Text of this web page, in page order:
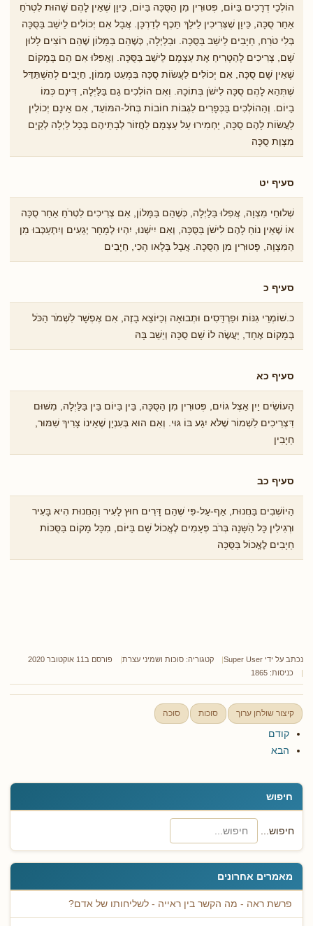
חיפוש
חיפוש...
מאמרים אחרונים
פרשת ראה - מה הקשר בין ראייה - לשליחותו של אדם?
הוֹלְכֵי דְרָכִים בַּיוֹם, פְּטוּרִין מִן הַסֻּכָּה בַּיוֹם, כֵּיוָן שֶׁאֵין לָהֶם שָׁהוּת לִטְרֹחַ
אַחַר סֻכָּה, כֵּיוָן שֶׁצְּרִיכִין לֵילֵךְ תֵּכֶף לְדַרְכָּן. אֲבָל אִם יְכוֹלִים לֵישֵׁב בַּסֻּכָּה
בְּלִי טֹרַח, חַיָבִים לֵישֵׁב בַּסֻּכָה. וּבַלַיְלָה, כְּשֶׁהֵם בַּמָּלוֹן שֶׁהֵם רוֹצִים לָלוּן
ֹשָם, צְרִיכִים לְהַטְרִיחַ אֶת עַצְמָם לֵישֵׁב בַּסֻּכָּה. וַאֲפִלּוּ אִם הֵם בְּמָקוֹם
שֶׁאֵין שָׁם סֻכָּה, אִם יְכוֹלִים לַעֲשׂוֹת סֻכָּה בִּמְעַט מָמוֹן, חַיָבִים לְהִשְׁתַּדֵּל
שֶׁתְּהֵא לָהֶם סֻכָּה לִישֹׁן בְּתוֹכָהּ. וְאִם הוֹלְכִים גַם בַּלַּיְלָה, דִּינָם כְּמוֹ
בַיוֹם. וְהַהוֹלְכִים בַּכְּפָרִים לִגְבּוֹת חוֹבוֹת בְּחֹל-המּוֹעֵד, אִם אֵינָם יְכוֹלִין
לַעֲשׂוֹת לָהֶם סֻכָּה, יַחְמִירוּ עַל עַצְמָם לַחֲזוֹר לְבָתֵּיהֶם בְּכָל לַיְלָה לְקַיֵם
מִצְוַת סֻכָּה
סעיף יט
שְׁלוּחֵי מִצְוָה, אֲפִלוּ בַּלַיְלָה, כְּשֶׁהֵם בַּמָּלוֹן, אִם צְרִיכִים לִטְרֹחַ אַחַר סֻכָּה
אוֹ שֶׁאֵין נוֹחַ לָהֶם לִישֹׁן בַּסֻּכָּה, וְאִם יִישְׁנוּ, יִהְיוּ לְמָחָר יְגֵעִים וְיִתְעַכְּבוּ מִן
הַמִּצְוָה, פְּטוּרִין מִן הַסֻּכָה. אֲבָל בְּלָאו הָכִי, חַיָבִים
סעיף כ
כ.שׁוֹמְרֵי גִנּוֹת וּפַרְדֵּסִים וּתְבוּאָה וְכַיּוֹצֵא בָזֶה, אִם אֶפְשָׁר לִשְׁמֹר הַכֹּל
בְּמָקוֹם אֶחָד, יַעֲשֶׂה לוֹ שָׁם סֻכָּה וְיֵשֵׁב בָּהּ
סעיף כא
הָעוֹשִׂים יַיִן אֵצֶל גוֹיִם, פְּטוּרִין מִן הַסֻּכָּה, בֵּין בַּיוֹם בֵּין בַּלַּיְלָה, מִשּׁוּם
דִּצְרִיכִים לִשְׁמוֹר שֶׁלֹּא יִגַע בּוֹ גּוּי. וְאִם הוּא בְּעִנְיָן שֶׁאֵינוֹ צָרִיךְ שִׁמּוּר,
חַיָבִין
סעיף כב
הַיוֹשְׁבִים בַּחֲנוּת, אַף-עַל-פִּי ֹשֶהֵם דָּרִים חוּץ לָעִיר וְהַחֲנוּת הִיא בָּעִיר
וּרְגִילִין כָּל הַֹשָּנָה בְּרֹב פְּעָמִים לֶאֱכוֹל שָׁם בַּיּוֹם, מִכָּל מָקוֹם בַּסֻּכּוֹת
חַיָבִים לֶאֱכוֹל בַּסֻּכָּה
נכתב על ידי Super User קטגוריה: סוכות ושמיני עצרת
פורסם ב11 אוקטובר 2020
כניסות: 1865
קיצור שולחן ערוך סוכות סוכה
קודם
הבא